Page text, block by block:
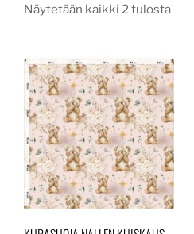
Näytetään kaikki 2 tulosta